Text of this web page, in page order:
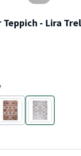
- Lira
Bunt